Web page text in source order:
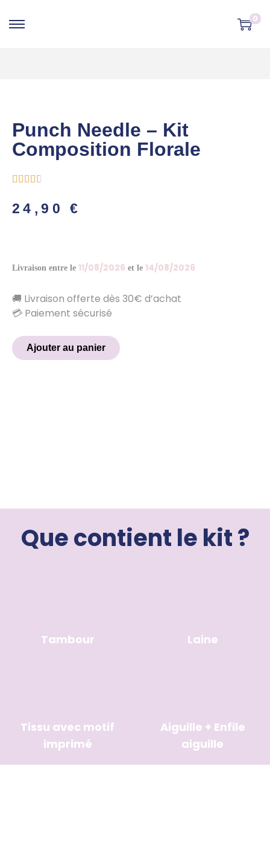
0
Punch Needle – Kit
Composition Florale
    
24,90€
Livraison entre le 11/08/2026 et le 14/08/2026
🚚 Livraison offerte dès 30€ d’achat
💳 Paiement sécurisé
Ajouter au panier
Que contient le kit ?
Tambour Laine
Tissu avec motif
imprimé
Aiguille + Enfile
aiguille